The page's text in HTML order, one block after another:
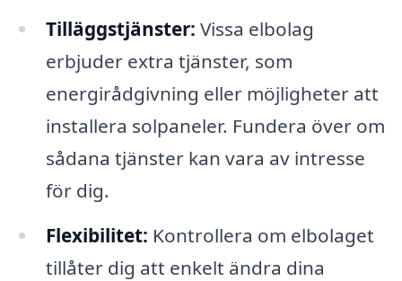
Tilläggstjänster: Vissa elbolag
erbjuder extra tjänster, som
energirådgivning eller möjligheter att
installera solpaneler. Fundera över om
sådana tjänster kan vara av intresse
för dig.
Flexibilitet: Kontrollera om elbolaget
tillåter dig att enkelt ändra dina